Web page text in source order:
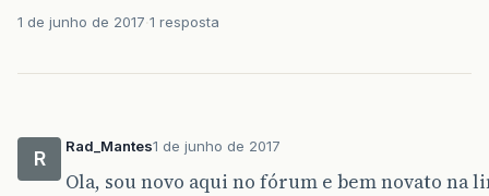
1 de junho de 2017 1 resposta
R
Rad_Mantes1 de junho de 2017
Ola, sou novo aqui no fórum e bem novato na